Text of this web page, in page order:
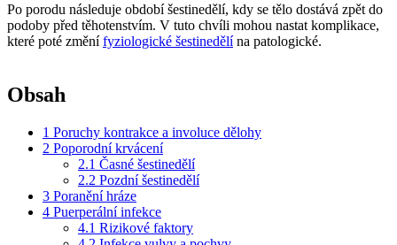
Po porodu následuje období šestinedělí, kdy se tělo dostává zpět do
podoby před těhotenstvím. V tuto chvíli mohou nastat komplikace,
které poté změnífyziologické šestinedělína patologické.
Obsah
1 Poruchy kontrakce a involuce dělohy
2 Poporodní krvácení
2.1 Časné šestinedělí
2.2 Pozdní šestinedělí
3 Poranění hráze
4 Puerperální infekce
4.1 Rizikové faktory